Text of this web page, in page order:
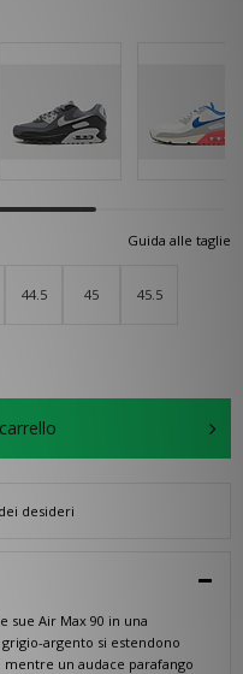
Guida alle taglie
44.5 45 45.5
desideri
sue Air Max 90 in una
argento si estendono
un audace parafango